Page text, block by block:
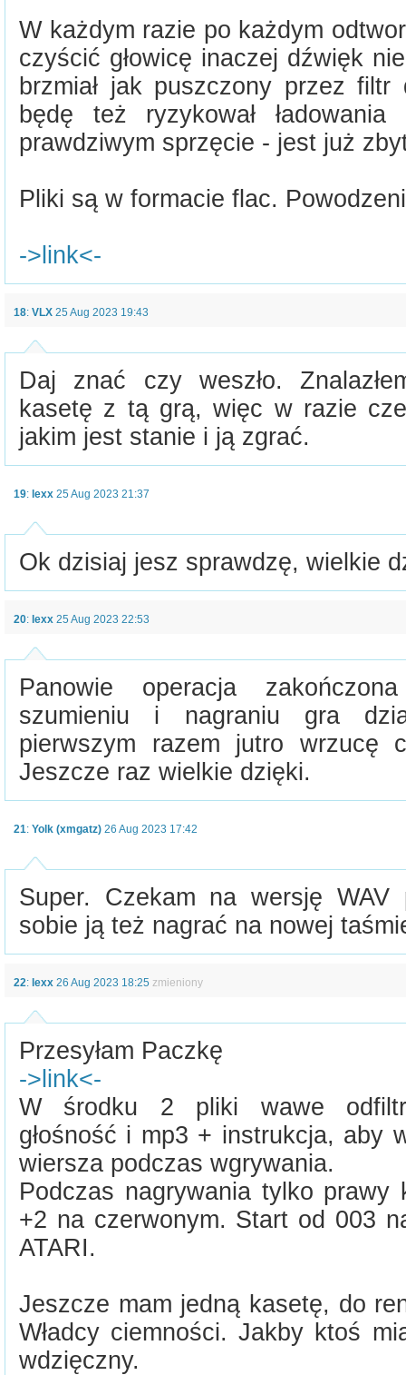
W każdym razie po każdym
czyścić głowicę inaczej dźwięk
brzmiał jak puszczony przez filtr
będę też ryzykował
prawdziwym sprzęcie - jest już
Pliki są w formacie flac.
->link<-
18: VLX 25 Aug 2023 19:43
Daj znać czy weszło.
kasetę z tą grą, więc w razie
jakim jest stanie i ją zgrać.
19: lexx 25 Aug 2023 21:37
Ok dzisiaj jesz sprawdzę, wielkie
20: lexx 25 Aug 2023 22:53
Panowie operacja
szumieniu i nagraniu gra
pierwszym razem jutro wrzucę
Jeszcze raz wielkie dzięki.
21: Yolk (xmgatz) 26 Aug 2023 17:42
Super. Czekam na wersję WAV
sobie ją też nagrać na nowej
22: lexx 26 Aug 2023 18:25 zmieniony
Przesyłam Paczkę
->link<-
W środku 2 pliki wawe
głośność i mp3 + instrukcja, aby
wiersza podczas wgrywania.
Podczas nagrywania tylko prawy
+2 na czerwonym. Start od 003
ATARI.
Jeszcze mam jedną kasetę, do
Władcy ciemności. Jakby ktoś
wdzięczny.